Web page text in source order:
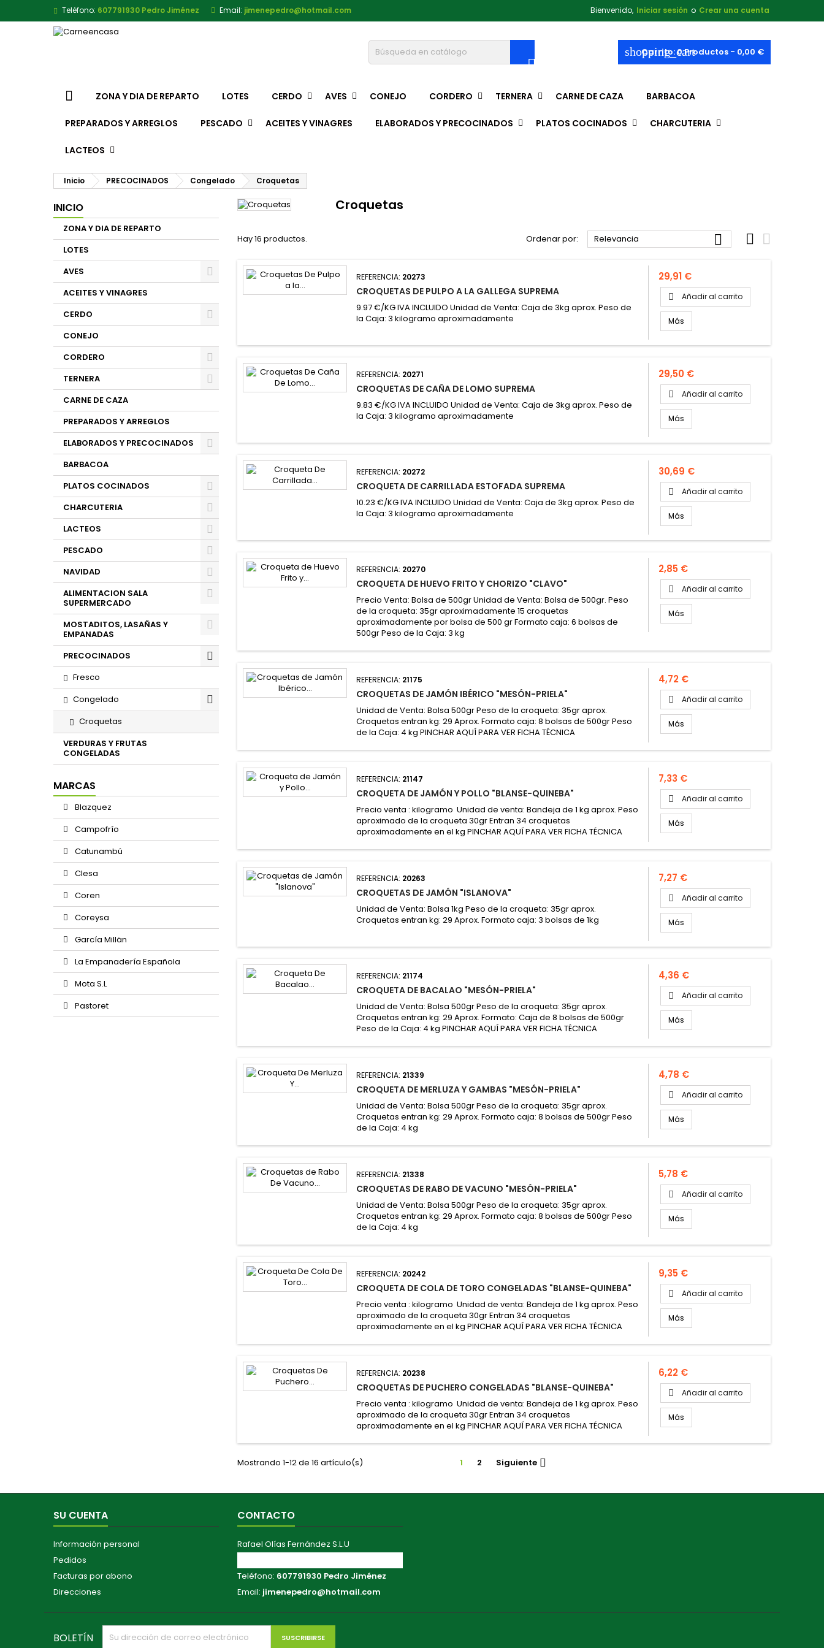
Teléfono: 607791930 Pedro Jiménez Email: jimenepedro@hotmail.com Bienvenido, Iniciar sesión o Crear una cuenta
shopping_cart
Carrito:0Productos - 0,00 €

ZONA Y DIA DE REPARTO LOTES CERDO AVES CONEJO CORDERO TERNERA CARNE DE CAZA BARBACOA
PREPARADOS Y ARREGLOS PESCADO ACEITES Y VINAGRES ELABORADOS Y PRECOCINADOS PLATOS COCINADOS CHARCUTERIA
LACTEOS
Inicio PRECOCINADOS Congelado Croquetas
INICIO
ZONA Y DIA DE REPARTO
LOTES
AVES
ACEITES Y VINAGRES
CERDO
CONEJO
CORDERO
TERNERA
CARNE DE CAZA
PREPARADOS Y ARREGLOS
ELABORADOS Y PRECOCINADOS
BARBACOA
PLATOS COCINADOS
CHARCUTERIA
LACTEOS
PESCADO
NAVIDAD
ALIMENTACION SALA
SUPERMERCADO
MOSTADITOS, LASAÑAS Y
EMPANADAS
PRECOCINADOS
Fresco
Congelado
Croquetas
VERDURAS Y FRUTAS
CONGELADAS
MARCAS
Blazquez
Campofrío
Catunambú
Clesa
Coren
Coreysa
García Millän
La Empanadería Española
Mota S.L
Pastoret
Croquetas
Hay 16 productos. Ordenar por: Relevancia   
REFERENCIA: 20273
CROQUETAS DE PULPO A LA GALLEGA SUPREMA
9.97 €/KG IVA INCLUIDO Unidad de Venta: Caja de 3kg aprox. Peso de
la Caja: 3 kilogramo aproximadamente
Precio
29,91 €
 Añadir al carrito
Más
REFERENCIA: 20271
CROQUETAS DE CAÑA DE LOMO SUPREMA
9.83 €/KG IVA INCLUIDO Unidad de Venta: Caja de 3kg aprox. Peso de
la Caja: 3 kilogramo aproximadamente
Precio
29,50 €
 Añadir al carrito
Más
REFERENCIA: 20272
CROQUETA DE CARRILLADA ESTOFADA SUPREMA
10.23 €/KG IVA INCLUIDO Unidad de Venta: Caja de 3kg aprox. Peso de
la Caja: 3 kilogramo aproximadamente
Precio
30,69 €
 Añadir al carrito
Más
REFERENCIA: 20270
CROQUETA DE HUEVO FRITO Y CHORIZO "CLAVO"
Precio Venta: Bolsa de 500gr Unidad de Venta: Bolsa de 500gr. Peso
de la croqueta: 35gr aproximadamente 15 croquetas
aproximadamente por bolsa de 500 gr Formato caja: 6 bolsas de
500gr Peso de la Caja: 3 kg
Precio
2,85 €
 Añadir al carrito
Más
REFERENCIA: 21175
CROQUETAS DE JAMÓN IBÉRICO "MESÓN-PRIELA"
Unidad de Venta: Bolsa 500gr Peso de la croqueta: 35gr aprox.
Croquetas entran kg: 29 Aprox. Formato caja: 8 bolsas de 500gr Peso
de la Caja: 4 kg PINCHAR AQUÍ PARA VER FICHA TÉCNICA
Precio
4,72 €
 Añadir al carrito
Más
REFERENCIA: 21147
CROQUETA DE JAMÓN Y POLLO "BLANSE-QUINEBA"
Precio venta : kilogramo Unidad de venta: Bandeja de 1 kg aprox. Peso
aproximado de la croqueta 30gr Entran 34 croquetas
aproximadamente en el kg PINCHAR AQUÍ PARA VER FICHA TÉCNICA
Precio
7,33 €
 Añadir al carrito
Más
REFERENCIA: 20263
CROQUETAS DE JAMÓN "ISLANOVA"
Unidad de Venta: Bolsa 1kg Peso de la croqueta: 35gr aprox.
Croquetas entran kg: 29 Aprox. Formato caja: 3 bolsas de 1kg
Precio
7,27 €
 Añadir al carrito
Más
REFERENCIA: 21174
CROQUETA DE BACALAO "MESÓN-PRIELA"
Unidad de Venta: Bolsa 500gr Peso de la croqueta: 35gr aprox.
Croquetas entran kg: 29 Aprox. Formato: Caja de 8 bolsas de 500gr
Peso de la Caja: 4 kg PINCHAR AQUÍ PARA VER FICHA TÉCNICA
Precio
4,36 €
 Añadir al carrito
Más
REFERENCIA: 21339
CROQUETA DE MERLUZA Y GAMBAS "MESÓN-PRIELA"
Unidad de Venta: Bolsa 500gr Peso de la croqueta: 35gr aprox.
Croquetas entran kg: 29 Aprox. Formato caja: 8 bolsas de 500gr Peso
de la Caja: 4 kg
Precio
4,78 €
 Añadir al carrito
Más
REFERENCIA: 21338
CROQUETAS DE RABO DE VACUNO "MESÓN-PRIELA"
Unidad de Venta: Bolsa 500gr Peso de la croqueta: 35gr aprox.
Croquetas entran kg: 29 Aprox. Formato caja: 8 bolsas de 500gr Peso
de la Caja: 4 kg
Precio
5,78 €
 Añadir al carrito
Más
REFERENCIA: 20242
CROQUETA DE COLA DE TORO CONGELADAS "BLANSE-QUINEBA"
Precio venta : kilogramo Unidad de venta: Bandeja de 1 kg aprox. Peso
aproximado de la croqueta 30gr Entran 34 croquetas
aproximadamente en el kg PINCHAR AQUÍ PARA VER FICHA TÉCNICA
Precio
9,35 €
 Añadir al carrito
Más
REFERENCIA: 20238
CROQUETAS DE PUCHERO CONGELADAS "BLANSE-QUINEBA"
Precio venta : kilogramo Unidad de venta: Bandeja de 1 kg aprox. Peso
aproximado de la croqueta 30gr Entran 34 croquetas
aproximadamente en el kg PINCHAR AQUÍ PARA VER FICHA TÉCNICA
Precio
6,22 €
 Añadir al carrito
Más
Mostrando 1-12 de 16 artículo(s) 1 2 Siguiente 
SU CUENTA
Información personal
Pedidos
Facturas por abono
Direcciones
CONTACTO
Rafael Olías Fernández S.L.U
Teléfono: 607791930 Pedro Jiménez
Email: jimenepedro@hotmail.com
BOLETÍN